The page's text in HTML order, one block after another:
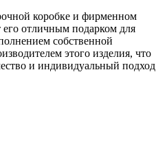
коробке и фирменном
его отличным подарком для
собственной
этого изделия, что
и индивидуальный подход